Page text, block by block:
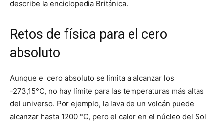
describe la enciclopedia Británica.
Retos de física para el cero
absoluto
Aunque el cero absoluto se limita a alcanzar los
-273,15°C, no hay límite para las temperaturas más altas
del universo. Por ejemplo, la lava de un volcán puede
alcanzar hasta 1200 °C, pero el calor en el núcleo del Sol